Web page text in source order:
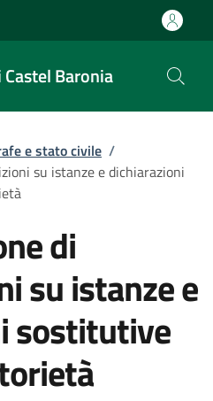
Baronia
e stato civile /
su istanze e dichiarazioni
di
su istanze e
sostitutive